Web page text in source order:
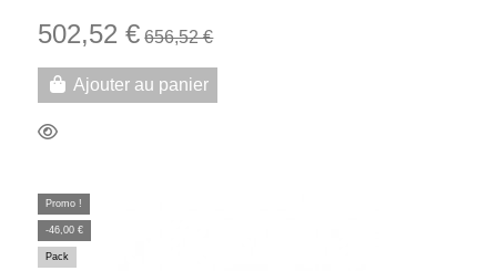
502,52 € 656,52 €
Ajouter au panier
Promo !
-46,00 €
Pack